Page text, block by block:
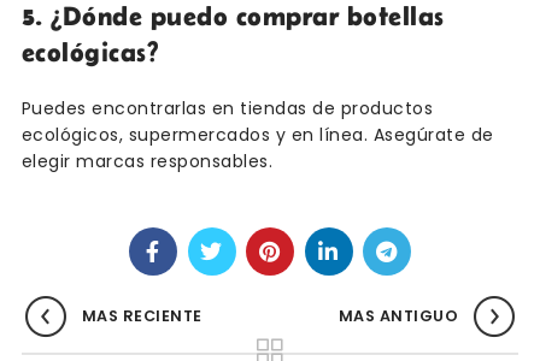
5. ¿Dónde puedo comprar botellas
ecológicas?
Puedes encontrarlas en tiendas de productos
ecológicos, supermercados y en línea. Asegúrate de
elegir marcas responsables.
MAS RECIENTE MAS ANTIGUO